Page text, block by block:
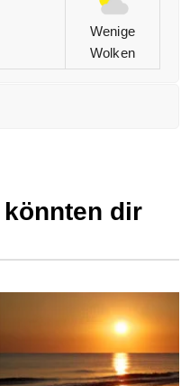
Wenige
Wolken
dir